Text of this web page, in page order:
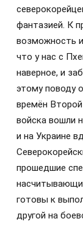
фантазией. К
возможность и
что у нас с
наверное, и
этому поводу
времён
войска вошли
и на Украине
прошедшие
готовы к
другой на